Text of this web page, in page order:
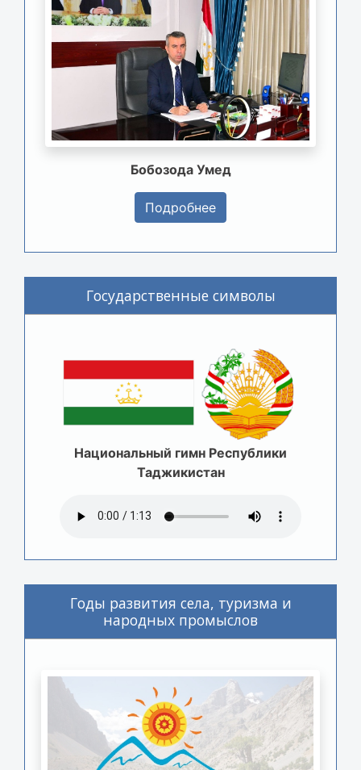
Бобозода Умед
Подробнее
Государственные символы
Национальный гимн Республики
Таджикистан
Годы развития села, туризма и
народных промыслов